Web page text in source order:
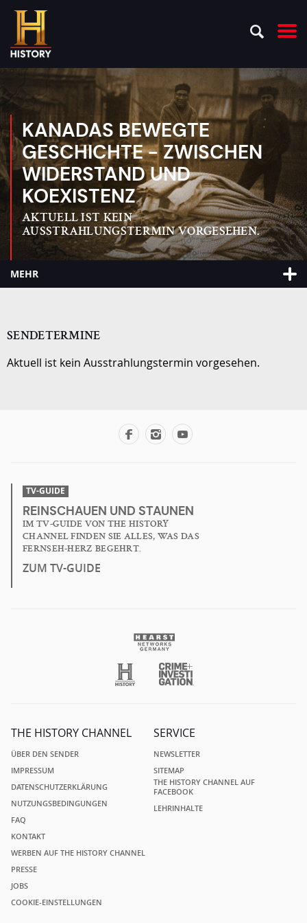
KANADAS BEWEGTE
GESCHICHTE - ZWISCHEN
WIDERSTAND UND
KOEXISTENZ
AKTUELL IST KEIN
AUSSTRAHLUNGSTERMIN VORGESEHEN.
MEHR
SENDETERMINE
Aktuell ist kein Ausstrahlungstermin vorgesehen.
TV-GUIDE
REINSCHAUEN UND STAUNEN
IM TV-GUIDE VON THE HISTORY
CHANNEL FINDEN SIE ALLES, WAS DAS
FERNSEH-HERZ BEGEHRT.
ZUM TV-GUIDE
THE HISTORY CHANNEL
ÜBER DEN SENDER
IMPRESSUM
DATENSCHUTZERKLÄRUNG
NUTZUNGSBEDINGUNGEN
FAQ
KONTAKT
WERBEN AUF THE HISTORY CHANNEL
PRESSE
JOBS
COOKIE-EINSTELLUNGEN
SERVICE
NEWSLETTER
SITEMAP
THE HISTORY CHANNEL AUF
FACEBOOK
LEHRINHALTE